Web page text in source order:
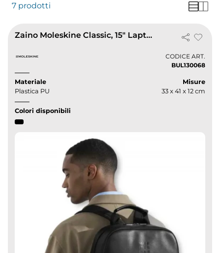
7 prodotti
Zaino Moleskine Classic, 15" Laptop, Comodo e Resistente
CODICE ART.
BUL130068
Materiale
Plastica PU
Misure
33 x 41 x 12 cm
Colori disponibili